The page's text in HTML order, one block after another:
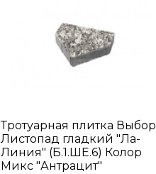
Тротуарная плитка Выбор
Листопад гладкий "Ла-
Линия" (Б.1.ШЕ.6) Колор
Микс "Антрацит"